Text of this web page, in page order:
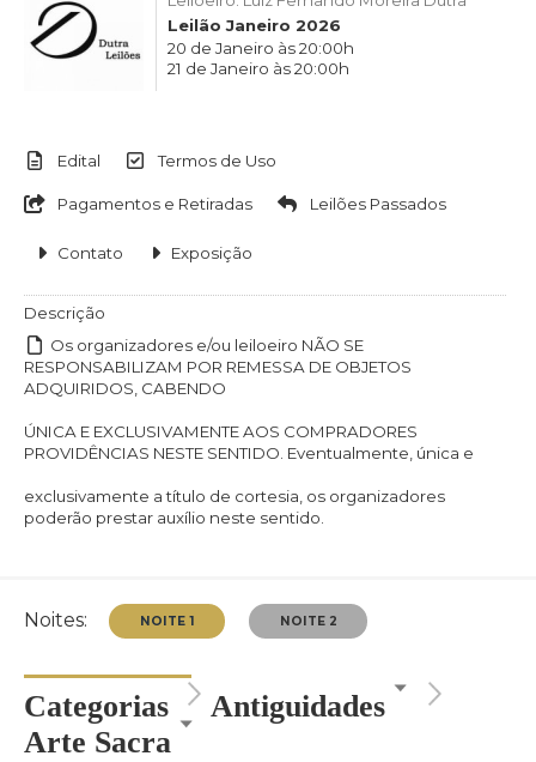
Leilão Janeiro 2026
20 de Janeiro às 20:00h
21 de Janeiro às 20:00h
Edital Termos de Uso
Pagamentos e Retiradas Leilões Passados
Contato Exposição
Descrição
Os organizadores e/ou leiloeiro NÃO SE
RESPONSABILIZAM POR REMESSA DE OBJETOS
ADQUIRIDOS, CABENDO
ÚNICA E EXCLUSIVAMENTE AOS COMPRADORES
PROVIDÊNCIAS NESTE SENTIDO. Eventualmente, única e
exclusivamente a título de cortesia, os organizadores
poderão prestar auxílio neste sentido.
Noites:
Categorias
Antiguidades
Arte Sacra